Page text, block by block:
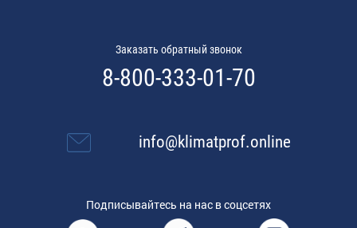
Заказать обратный звонок
8-800-333-01-70
info@klimatprof.online
Подписывайтесь на нас в соцсетях